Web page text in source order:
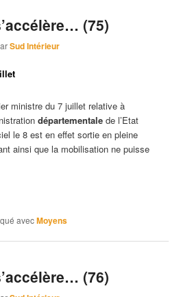
(75)
Sud Intérieur
ministre du 7 juillet relative à
départementale de l’Etat
le 8 est en effet sortie en pleine
ainsi que la mobilisation ne puisse
avecMoyens
(76)